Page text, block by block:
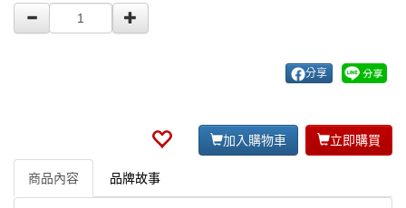
分享
加入購物車 立即購買
商品內容 品牌故事